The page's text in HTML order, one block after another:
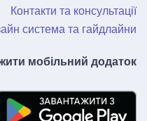
Контакти та консультації
система та гайдлайни
мобільний додаток